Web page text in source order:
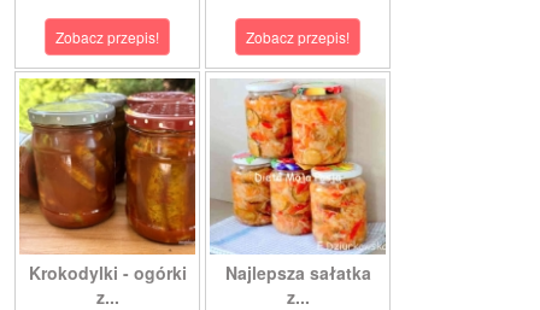
Zobacz przepis! Zobacz przepis!
Krokodylki - ogórki
z...
Najlepsza sałatka
z...